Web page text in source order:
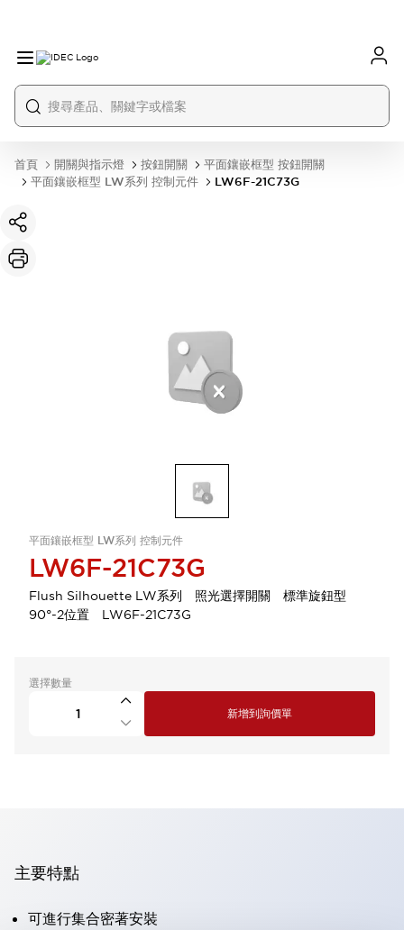
首頁 開關與指示燈 按鈕開關
平面鑲嵌框型 按鈕開關
平面鑲嵌框型 LW系列 控制元件
LW6F-21C73G
平面鑲嵌框型 LW系列 控制元件
LW6F-21C73G
Flush Silhouette LW系列 照光選擇開關 標準旋鈕型
90°-2位置 LW6F-21C73G
選擇數量
新增到詢價單
主要特點
可進行集合密著安裝